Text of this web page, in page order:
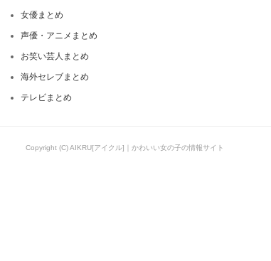
女優まとめ
声優・アニメまとめ
お笑い芸人まとめ
海外セレブまとめ
テレビまとめ
Copyright (C) AIKRU[アイクル]｜かわいい女の子の情報サイト